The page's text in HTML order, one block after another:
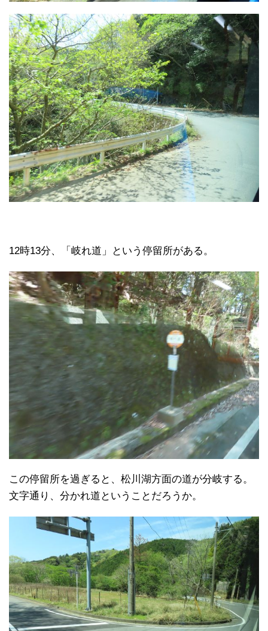
12時13分、「岐れ道」という停留所がある。
この停留所を過ぎると、松川湖方面の道が分岐する。
文字通り、分かれ道ということだろうか。